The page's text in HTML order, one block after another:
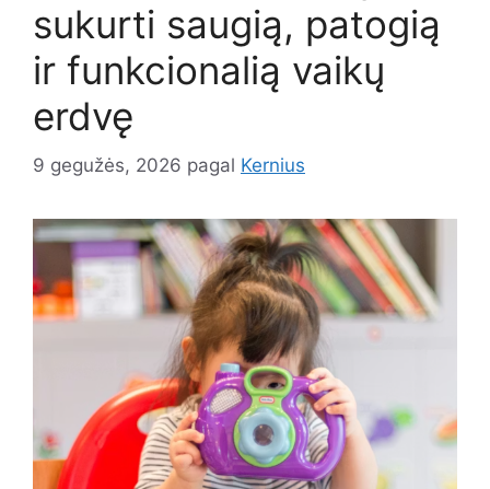
sukurti saugią, patogią
ir funkcionalią vaikų
erdvę
9 gegužės, 2026 pagal Kernius